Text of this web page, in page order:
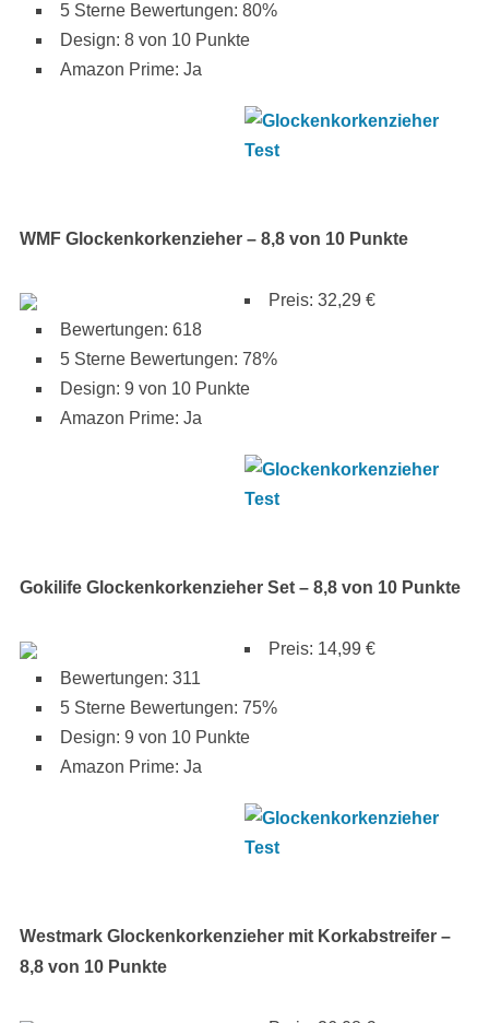
5 Sterne Bewertungen: 80%
Design: 8 von 10 Punkte
Amazon Prime: Ja
WMF Glockenkorkenzieher – 8,8 von 10 Punkte
Preis: 32,29 €
Bewertungen: 618
5 Sterne Bewertungen: 78%
Design: 9 von 10 Punkte
Amazon Prime: Ja
Gokilife Glockenkorkenzieher Set – 8,8 von 10 Punkte
Preis: 14,99 €
Bewertungen: 311
5 Sterne Bewertungen: 75%
Design: 9 von 10 Punkte
Amazon Prime: Ja
Westmark Glockenkorkenzieher mit Korkabstreifer –
8,8 von 10 Punkte